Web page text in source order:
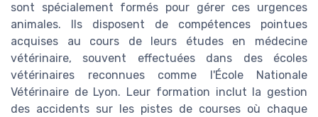
sont spécialement formés pour gérer ces urgences
animales. Ils disposent de compétences pointues
acquises au cours de leurs études en médecine
vétérinaire, souvent effectuées dans des écoles
vétérinaires reconnues comme l'École Nationale
Vétérinaire de Lyon. Leur formation inclut la gestion
des accidents sur les pistes de courses où chaque